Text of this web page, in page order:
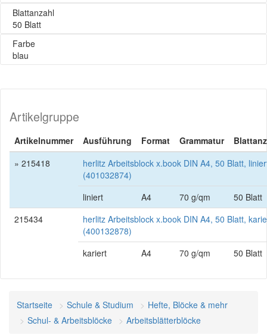
Blattanzahl
50 Blatt
Farbe
blau
Artikelgruppe
Artikelnummer Ausführung Format Grammatur
» 215418
herlitz Arbeitsblock x.book DIN A4, 50 Blatt,
(401032874)
liniert
A4 70 g/qm
50 Blatt
215434
herlitz Arbeitsblock x.book DIN A4, 50 Blatt,
(400132878)
kariert
A4 70 g/qm 50 Blatt
Startseite Schule & Studium
Hefte, Blöcke & mehr
Schul- & Arbeitsblöcke
Arbeitsblätterblöcke